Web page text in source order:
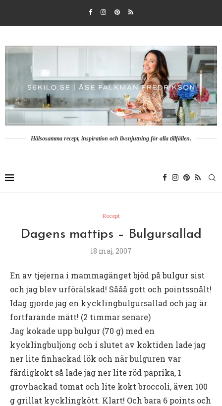
Hälsosamma recept, inspiration och livsnjutning för alla tillfällen.
Recept
Dagens mattips – Bulgursallad
18 maj, 2007
En av tjejerna i mammagänget bjöd på bulgur sist
och jag blev urförälskad! Sååå gott och pointssnålt!
Idag gjorde jag en kycklingbulgursallad och jag är
fortfarande mätt! (2 timmar senare)
Jag kokade upp bulgur (70 g) med en
kycklingbuljong och i slutet av koktiden lade jag
ner lite finhackad lök och när bulguren var
färdigkokt så lade jag ner lite röd paprika, 1
grovhackad tomat och lite kokt broccoli, även 100
g grillat kycklingkött. Klart! Och bara 6 points och